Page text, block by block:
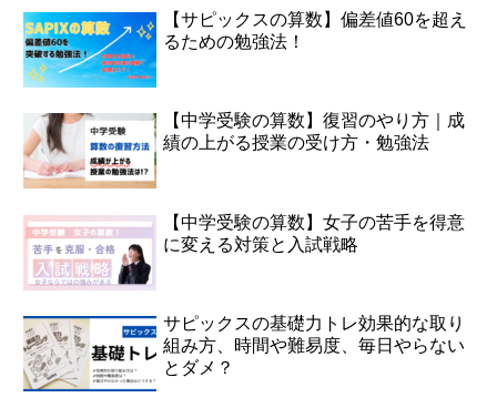
【サピックスの算数】偏差値60を超え
るための勉強法！
【中学受験の算数】復習のやり方｜成
績の上がる授業の受け方・勉強法
【中学受験の算数】女子の苦手を得意
に変える対策と入試戦略
サピックスの基礎力トレ効果的な取り
組み方、時間や難易度、毎日やらない
とダメ？